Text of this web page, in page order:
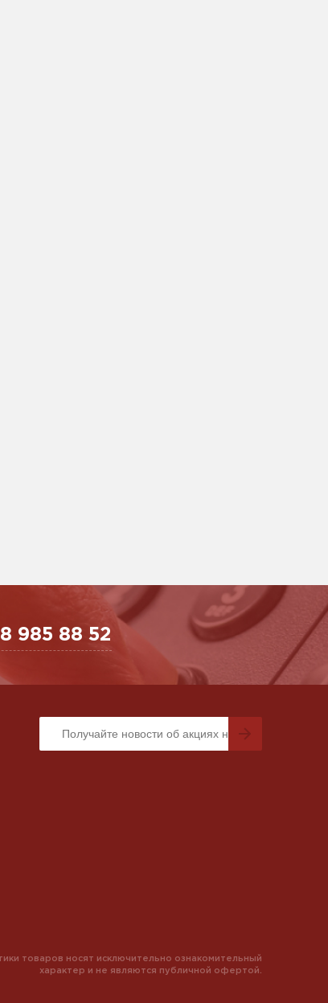
985 88 52
товаров носят исключительно ознакомительный
характер и не являются публичной офертой.